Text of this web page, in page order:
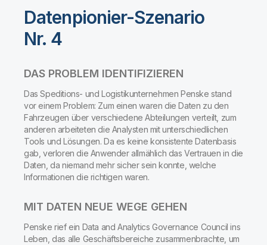
Datenpionier-Szenario
Nr. 4
DAS PROBLEM IDENTIFIZIEREN
Das Speditions- und Logistikunternehmen Penske stand
vor einem Problem: Zum einen waren die Daten zu den
Fahrzeugen über verschiedene Abteilungen verteilt, zum
anderen arbeiteten die Analysten mit unterschiedlichen
Tools und Lösungen. Da es keine konsistente Datenbasis
gab, verloren die Anwender allmählich das Vertrauen in die
Daten, da niemand mehr sicher sein konnte, welche
Informationen die richtigen waren.
MIT DATEN NEUE WEGE GEHEN
Penske rief ein Data and Analytics Governance Council ins
Leben, das alle Geschäftsbereiche zusammenbrachte, um